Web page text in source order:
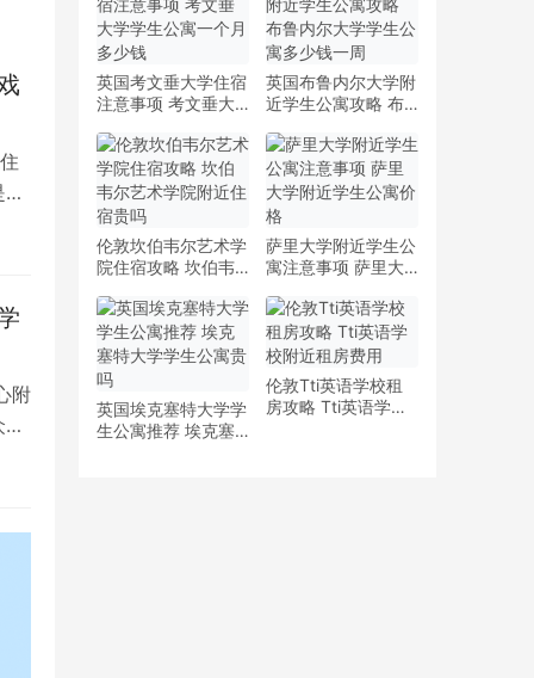
附
英国考文垂大学住宿
注意事项 考文垂大
少钱
英国布鲁内尔大学附
近学生公寓攻略 布
多少钱一周
伦敦坎伯韦尔艺术学
院住宿攻略 坎伯韦
贵吗
萨里大学附近学生公
寓注意事项 萨里大
英国埃克塞特大学学
生公寓推荐 埃克塞
伦敦Tti英语学校租
房攻略 Tti英语学校